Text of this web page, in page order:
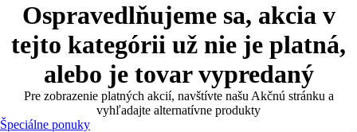
Ospravedlňujeme sa, akcia v
tejto kategórii už nie je platná,
alebo je tovar vypredaný
Pre zobrazenie platných akcií, navštívte našu Akčnú stránku a
vyhľadajte alternatívne produkty
Špeciálne ponuky